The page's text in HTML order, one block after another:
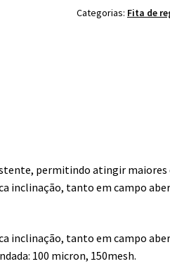
16mm
Categorias: Fita de
permitindo atingir
inclinação, tanto em campo
inclinação, tanto em campo
100 micron, 150mesh.